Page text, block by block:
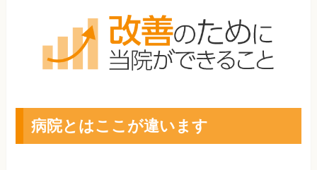
病院とはここが違います